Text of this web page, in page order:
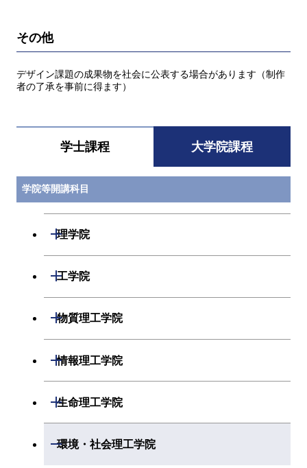
その他
デザイン課題の成果物を社会に公表する場合があります（制作
者の了承を事前に得ます）
学士課程 大学院課程
学院等開講科目
理学院
開閉
物理学コース
化学系
開閉
専門科目
工学院
開閉
機械系
開閉
エネルギーコース
コース
システム制御コース
コース
電気電子系
開閉
エネルギーコース
情報通信コース
経営工学系
開閉
物質理工学院
開閉
材料系
開閉
エネルギーコース
応用化学コース
専門科目
情報理工学院
開閉
数理・計算科学系
開閉
生命理工学院
開閉
生命理工学系
開閉
環境・社会理工学院
開閉